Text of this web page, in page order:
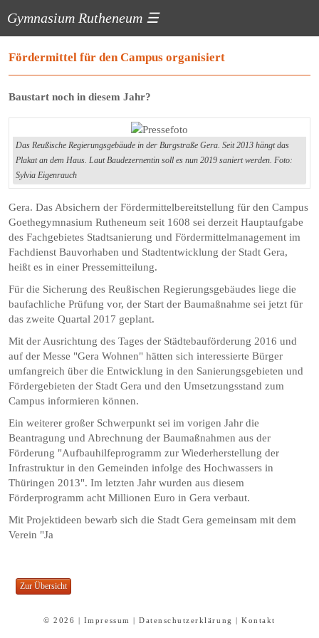
Gymnasium Rutheneum ☰
Fördermittel für den Campus organisiert
Baustart noch in diesem Jahr?
Das Reußische Regierungsgebäude in der Burgstraße Gera. Seit 2013 hängt das
Plakat an dem Haus. Laut Baudezernentin soll es nun 2019 saniert werden. Foto:
Sylvia Eigenrauch
Gera. Das Absichern der Fördermittelbereitstellung für den Campus
Goethegymnasium Rutheneum seit 1608 sei derzeit Hauptaufgabe
des Fachgebietes Stadtsanierung und Fördermittelmanagement im
Fachdienst Bauvorhaben und Stadtentwicklung der Stadt Gera,
heißt es in einer Pressemitteilung.
Für die Sicherung des Reußischen Regierungsgebäudes liege die
baufachliche Prüfung vor, der Start der Baumaßnahme sei jetzt für
das zweite Quartal 2017 geplant.
Mit der Ausrichtung des Tages der Städtebauförderung 2016 und
auf der Messe "Gera Wohnen" hätten sich interessierte Bürger
umfangreich über die Entwicklung in den Sanierungsgebieten und
Fördergebieten der Stadt Gera und den Umsetzungsstand zum
Campus informieren können.
Ein weiterer großer Schwerpunkt sei im vorigen Jahr die
Beantragung und Abrechnung der Baumaßnahmen aus der
Förderung "Aufbauhilfeprogramm zur Wiederherstellung der
Infrastruktur in den Gemeinden infolge des Hochwassers in
Thüringen 2013". Im letzten Jahr wurden aus diesem
Förderprogramm acht Millionen Euro in Gera verbaut.
Mit Projektideen bewarb sich die Stadt Gera gemeinsam mit dem
Verein "Ja
© 2026 | Impressum |Datenschutzerklärung |Kontakt